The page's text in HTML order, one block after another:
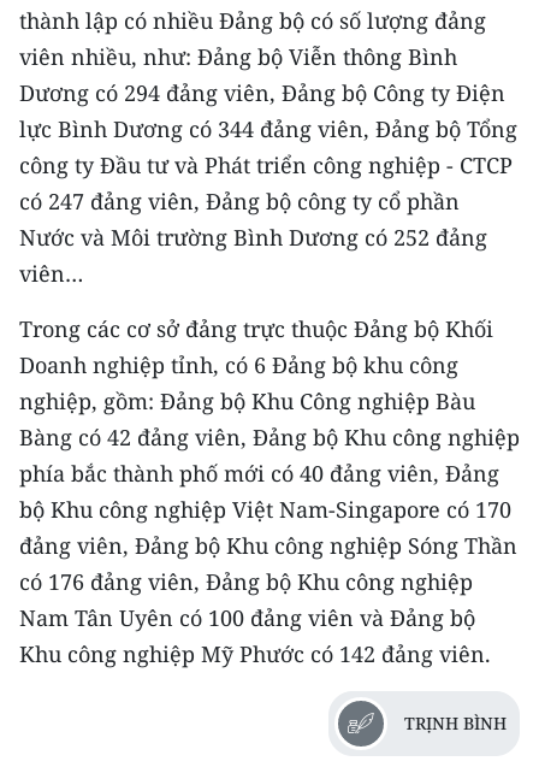
Bắc Trung Bộ
Duyên hải Nam Trung Bộ và Tây
Nguyên
Đông Nam Bộ
Đồng bằng sông Cửu Long
Chuyên trang Hà Nội
Chuyên trang TP. Hồ Chí Minh
CHUYÊN ĐỀ
CÁC CHUYÊN TRANG
VỀ BÁO NHÂN DÂN
THỜI NAY
NHÂN DÂN CUỐI TUẦN
thành lập có nhiều Đảng bộ có số lượng đảng
viên nhiều, như: Đảng bộ Viễn thông Bình
Dương có 294 đảng viên, Đảng bộ Công ty Điện
lực Bình Dương có 344 đảng viên, Đảng bộ Tổng
công ty Đầu tư và Phát triển công nghiệp - CTCP
có 247 đảng viên, Đảng bộ công ty cổ phần
Nước và Môi trường Bình Dương có 252 đảng
viên…
Trong các cơ sở đảng trực thuộc Đảng bộ Khối
Doanh nghiệp tỉnh, có 6 Đảng bộ khu công
nghiệp, gồm: Đảng bộ Khu Công nghiệp Bàu
Bàng có 42 đảng viên, Đảng bộ Khu công nghiệp
phía bắc thành phố mới có 40 đảng viên, Đảng
bộ Khu công nghiệp Việt Nam-Singapore có 170
đảng viên, Đảng bộ Khu công nghiệp Sóng Thần
có 176 đảng viên, Đảng bộ Khu công nghiệp
Nam Tân Uyên có 100 đảng viên và Đảng bộ
Khu công nghiệp Mỹ Phước có 142 đảng viên.
TRỊNH BÌNH